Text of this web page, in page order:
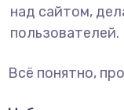
над сайтом,
пользователей.
Всё понятно,